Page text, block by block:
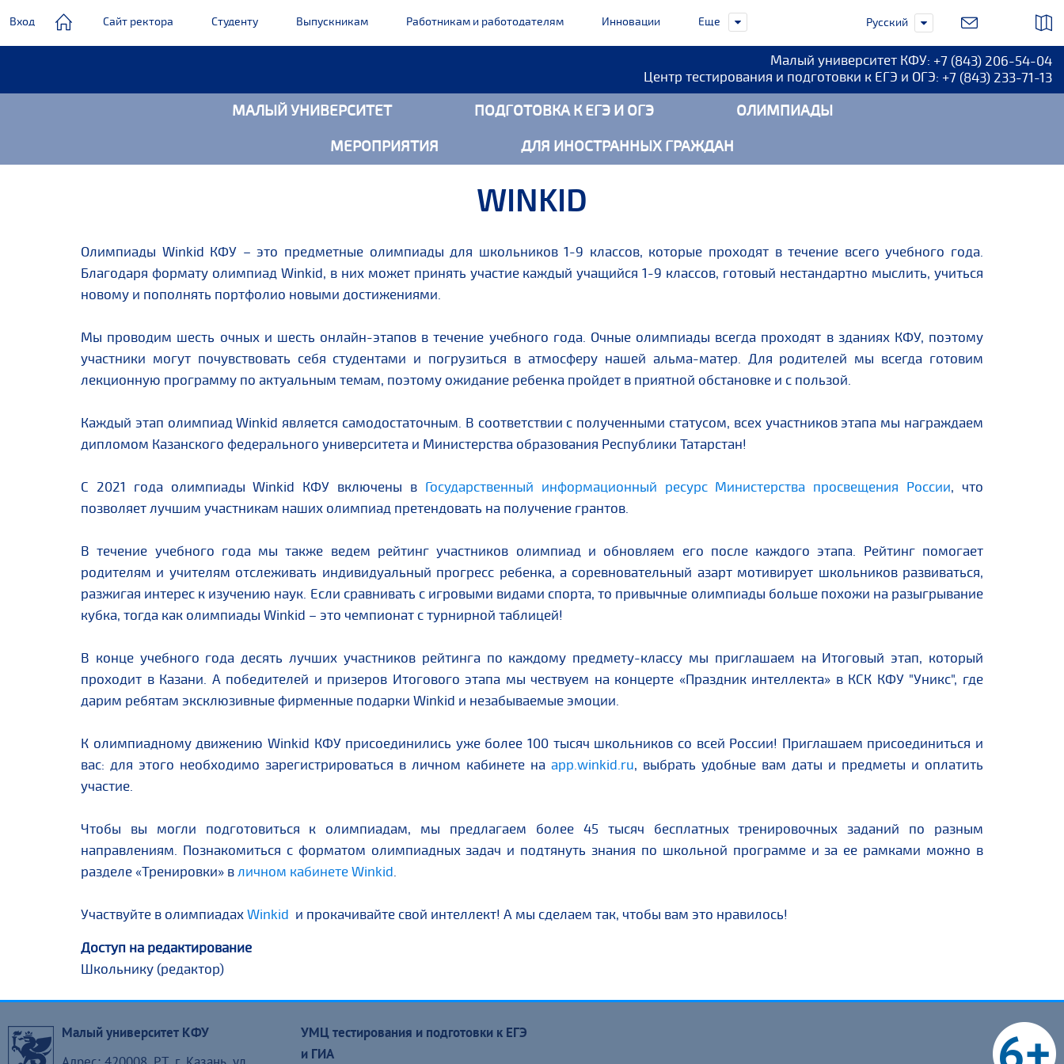
Вход Сайт ректора Студенту Выпускникам Работникам и работодателям Инновации Еще Русский
Малый университет КФУ: +7 (843) 206-54-04
Центр тестирования и подготовки к ЕГЭ и ОГЭ: +7 (843) 233-71-13
МАЛЫЙ УНИВЕРСИТЕТ ПОДГОТОВКА К ЕГЭ И ОГЭ
ОЛИМПИАДЫ
МЕРОПРИЯТИЯ
ДЛЯ ИНОСТРАННЫХ ГРАЖДАН
WINKID
Олимпиады Winkid КФУ – это предметные олимпиады для школьников 1-9 классов, которые проходят в течение всего учебного года.
Благодаря формату олимпиад Winkid, в них может принять участие каждый учащийся 1-9 классов, готовый нестандартно мыслить, учиться
новому и пополнять портфолио новыми достижениями.
Мы проводим шесть очных и шесть онлайн-этапов в течение учебного года. Очные олимпиады всегда проходят в зданиях КФУ, поэтому
участники могут почувствовать себя студентами и погрузиться в атмосферу нашей альма-матер. Для родителей мы всегда готовим
лекционную программу по актуальным темам, поэтому ожидание ребенка пройдет в приятной обстановке и с пользой.
Каждый этап олимпиад Winkid является самодостаточным. В соответствии с полученными статусом, всех участников этапа мы награждаем
дипломом Казанского федерального университета и Министерства образования Республики Татарстан!
С 2021 года олимпиады Winkid КФУ включены в Государственный информационный ресурс Министерства просвещения России, что
позволяет лучшим участникам наших олимпиад претендовать на получение грантов.
В течение учебного года мы также ведем рейтинг участников олимпиад и обновляем его после каждого этапа. Рейтинг помогает
родителям и учителям отслеживать индивидуальный прогресс ребенка, а соревновательный азарт мотивирует школьников развиваться,
разжигая интерес к изучению наук. Если сравнивать с игровыми видами спорта, то привычные олимпиады больше похожи на разыгрывание
кубка, тогда как олимпиады Winkid – это чемпионат с турнирной таблицей!
В конце учебного года десять лучших участников рейтинга по каждому предмету-классу мы приглашаем на Итоговый этап, который
проходит в Казани. А победителей и призеров Итогового этапа мы чествуем на концерте «Праздник интеллекта» в КСК КФУ "Уникс", где
дарим ребятам эксклюзивные фирменные подарки Winkid и незабываемые эмоции.
К олимпиадному движению Winkid КФУ присоединились уже более 100 тысяч школьников со всей России! Приглашаем присоединиться и
вас: для этого необходимо зарегистрироваться в личном кабинете на app.winkid.ru, выбрать удобные вам даты и предметы и оплатить
участие.
Чтобы вы могли подготовиться к олимпиадам, мы предлагаем более 45 тысяч бесплатных тренировочных заданий по разным
направлениям. Познакомиться с форматом олимпиадных задач и подтянуть знания по школьной программе и за ее рамками можно в
разделе «Тренировки» вличном кабинете Winkid.
Участвуйте в олимпиадахWinkid и прокачивайте свой интеллект! А мы сделаем так, чтобы вам это нравилось!
Доступ на редактирование
Школьнику (редактор)
основному
Малый университет КФУ
УМЦ тестирования и подготовки к ЕГЭ
и ГИА